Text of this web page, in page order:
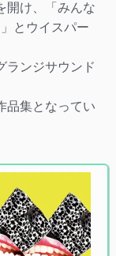
開け、「みんな
とウイスパー
ランジサウンド
品集となってい